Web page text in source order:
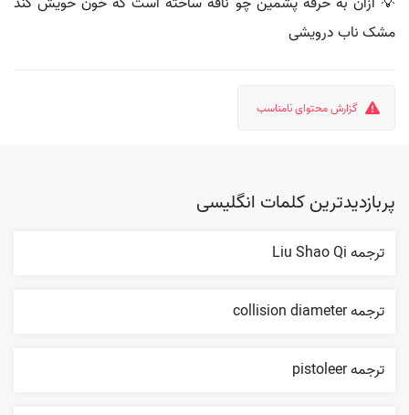
مشک ناب درویشی
گزارش محتوای نامناسب
پربازدیدترین کلمات انگلیسی
ترجمه Liu Shao Qi
ترجمه collision diameter
ترجمه pistoleer